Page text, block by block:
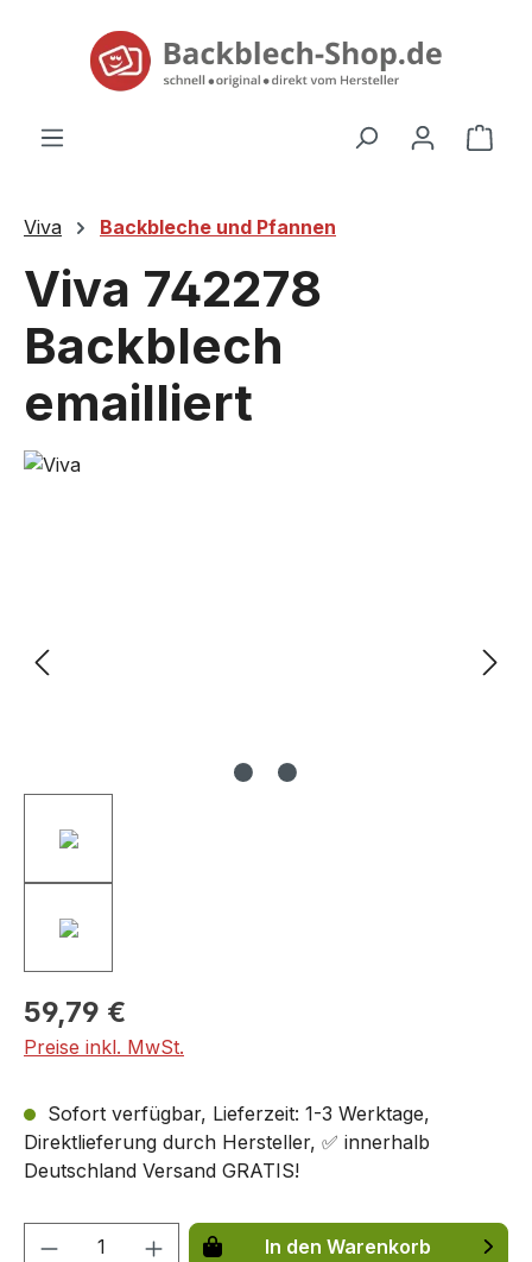
springen
Viva Backbleche und Pfannen
Viva 742278
Backblech
emailliert
59,79 €
Preise inkl. MwSt.
Sofort verfügbar, Lieferzeit: 1-3 Werktage,
Direktlieferung durch Hersteller, ✅ innerhalb
Deutschland Versand GRATIS!
Produkt Anzahl: Gib denIn den Warenkorb